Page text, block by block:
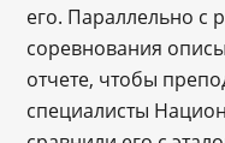
его. Параллельно с
соревнования
отчете, чтобы
специалисты